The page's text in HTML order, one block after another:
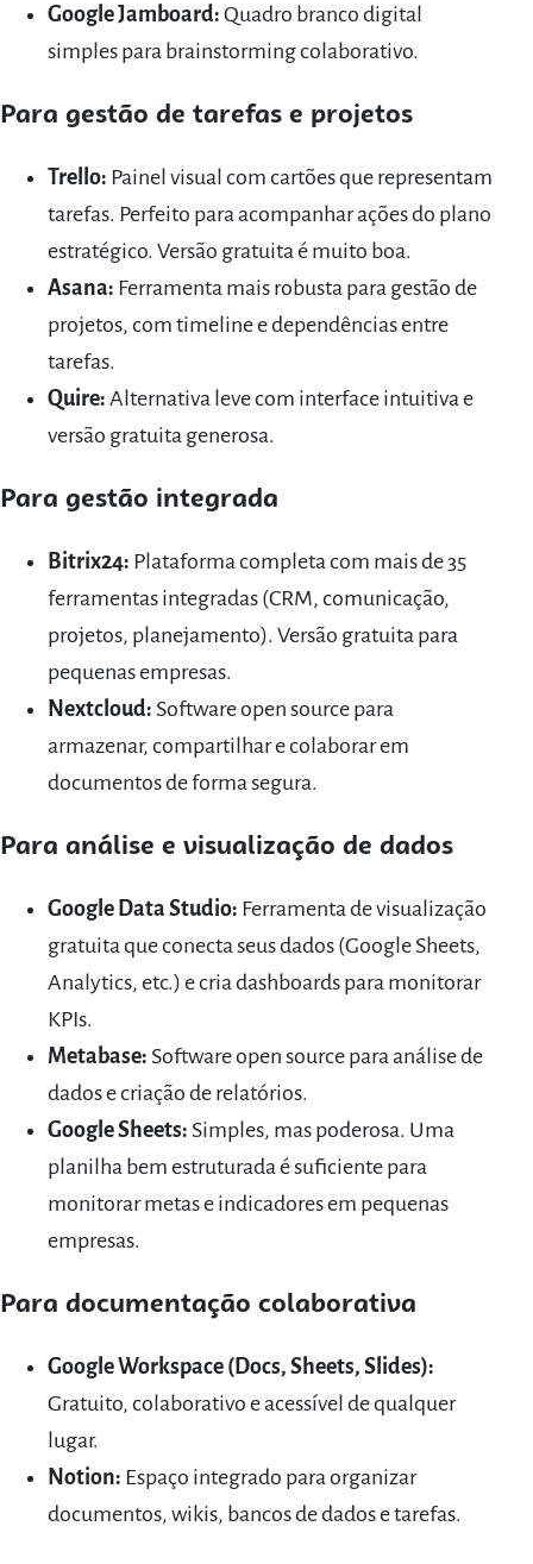
Google Jamboard: Quadro branco digital
simples para brainstorming colaborativo.
Para gestão de tarefas e projetos
Trello: Painel visual com cartões que representam
tarefas. Perfeito para acompanhar ações do plano
estratégico. Versão gratuita é muito boa.
Asana: Ferramenta mais robusta para gestão de
projetos, com timeline e dependências entre
tarefas.
Quire: Alternativa leve com interface intuitiva e
versão gratuita generosa.
Para gestão integrada
Bitrix24: Plataforma completa com mais de 35
ferramentas integradas (CRM, comunicação,
projetos, planejamento). Versão gratuita para
pequenas empresas.
Nextcloud: Software open source para
armazenar, compartilhar e colaborar em
documentos de forma segura.
Para análise e visualização de dados
Google Data Studio: Ferramenta de visualização
gratuita que conecta seus dados (Google Sheets,
Analytics, etc.) e cria dashboards para monitorar
KPIs.
Metabase: Software open source para análise de
dados e criação de relatórios.
Google Sheets: Simples, mas poderosa. Uma
planilha bem estruturada é suficiente para
monitorar metas e indicadores em pequenas
empresas.
Para documentação colaborativa
Google Workspace (Docs, Sheets, Slides):
Gratuito, colaborativo e acessível de qualquer
lugar.
Notion: Espaço integrado para organizar
documentos, wikis, bancos de dados e tarefas.